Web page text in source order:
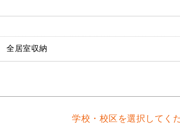
全居室収納
学校・校区を選択してく